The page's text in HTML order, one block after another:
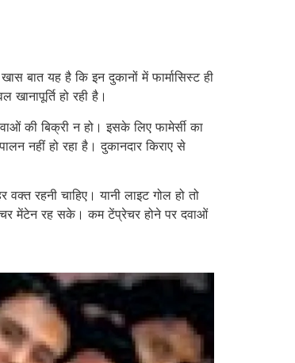
बात यह है कि इन दुकानों में फार्मासिस्ट ही
हो रही है।
की बिक्री न हो। इसके लिए फामेर्सी का
नहीं हो रहा है। दुकानदार किराए से
रहनी चाहिए। यानी लाइट गोल हो तो
मेंटेन रह सके। कम टेंप्रेचर होने पर दवाओं